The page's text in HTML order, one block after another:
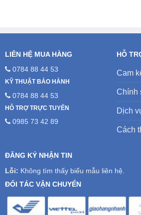
LIÊN HỆ MUA HÀNG
0784 88 44 53
KỸ THUẬT BẢO HÀNH
0784 88 44 53
HỖ TRỢ TRỰC TUYẾN
0985 73 42 89
HỖ
Cam
Chính
Dịch
Cách
ĐĂNG KÝ NHẬN TIN
Lỗi: Không tìm thấy biểu mẫu liên hệ.
ĐỐI TÁC VẬN CHUYỂN